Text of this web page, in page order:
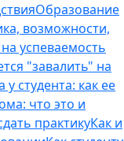
Образование
возможности,
успеваемость
"завалить" на
студента: как ее
что это и
практикуКак и